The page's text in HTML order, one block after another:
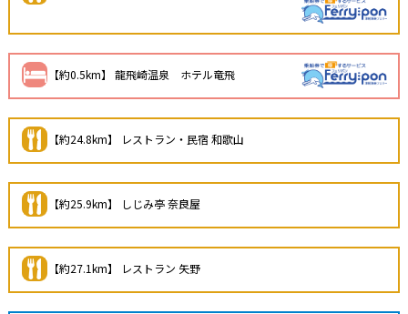
【約0.5km】 龍飛崎温泉 ホテル竜飛
【約24.8km】 レストラン・民宿 和歌山
【約25.9km】 しじみ亭 奈良屋
【約27.1km】 レストラン 矢野